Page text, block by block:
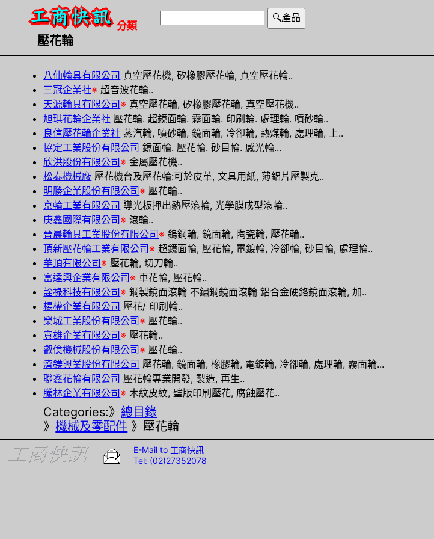
分類
壓花輪
八仙輪具有限公司 真空壓花機, 矽橡膠壓花輪, 真空壓花輪..
三冠企業社※超音波花輪..
天源輪具有限公司 ※ 真空壓花輪, 矽橡膠壓花輪, 真空壓花機..
旭琪花輪企業社 壓花輪. 超鏡面輪. 霧面輪. 印刷輪. 處理輪. 噴砂輪..
良信壓花輪企業社 蒸汽輪, 噴砂輪, 鏡面輪, 冷卻輪, 熱煤輪, 處理輪, 上..
協定工業股份有限公司 鏡面輪. 壓花輪. 砂目輪. 感光輪...
欣洪股份有限公司 ※金屬壓花機..
松泰機械廠 壓花機台及壓花輪:可於皮革, 文具用紙, 薄鋁片壓製克..
明勝企業股份有限公司 ※ 壓花輪..
京輪工業有限公司 導光板押出熱壓滾輪, 光學膜成型滾輪..
庚鑫國際有限公司 ※滾輪..
晉晨輪具工業股份有限公司 ※鎢鋼輪, 鏡面輪, 陶瓷輪, 壓花輪..
頂新壓花輪工業有限公司 ※超鏡面輪, 壓花輪, 電鍍輪, 冷卻輪, 砂目輪, 處理輪..
華頂有限公司 ※ 壓花輪, 切刀輪..
富達興企業有限公司 ※車花輪, 壓花輪..
詮祿科技有限公司 ※鋼製鏡面滾輪 不鏽鋼鏡面滾輪 鋁合金硬鉻鏡面滾輪, 加..
楊權企業有限公司 壓花/ 印刷輪..
榮城工業股份有限公司 ※ 壓花輪..
寬雄企業有限公司 ※ 壓花輪..
叡億機械股份有限公司 ※ 壓花輪..
濟鎂興業股份有限公司 壓花輪, 鏡面輪, 橡膠輪, 電鍍輪, 冷卻輪, 處理輪, 霧面輪...
聯鑫花輪有限公司 壓花輪專業開發, 製造, 再生..
騰林企業有限公司 ※木紋皮紋, 璧版印刷壓花, 腐蝕壓花..
Categories:》 總目錄
》機械及零配件 》壓花輪
E-Mail to 工商快訊
Tel: (02)27352078